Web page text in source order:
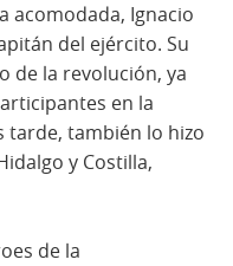
acomodada, Ignacio
del ejército. Su
de la revolución, ya
en la
tarde, también lo hizo
y Costilla,
de la